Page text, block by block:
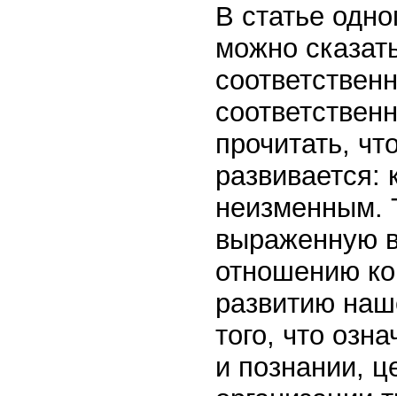
В статье
можно
прочитать,
развивается:
неизменным.
выраженную
отношению
развитию
того, что
и познании,